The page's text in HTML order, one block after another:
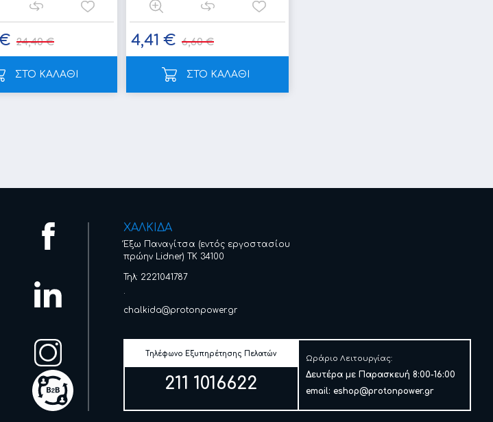
24,40 €
ΣΤΟ ΚΑΛΑΘΙ
4,41 € 6,60 €
ΣΤΟ ΚΑΛΑΘΙ
ΧΑΛΚΙΔΑ
Έξω Παναγίτσα (εντός εργοστασίου
πρώην Lidner) ΤΚ 34100
Τηλ: 2221041787
.
chalkida@protonpower.gr
Τηλέφωνο Εξυπηρέτησης Πελατών
211 1016622
Ωράριο Λειτουργίας:
Δευτέρα με Παρασκευή 8:00-16:00
email: eshop@protonpower.gr